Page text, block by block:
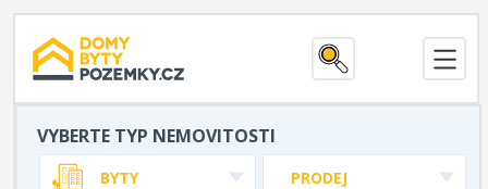
VYBERTE TYP NEMOVITOSTI
PRODEJ
BYTY